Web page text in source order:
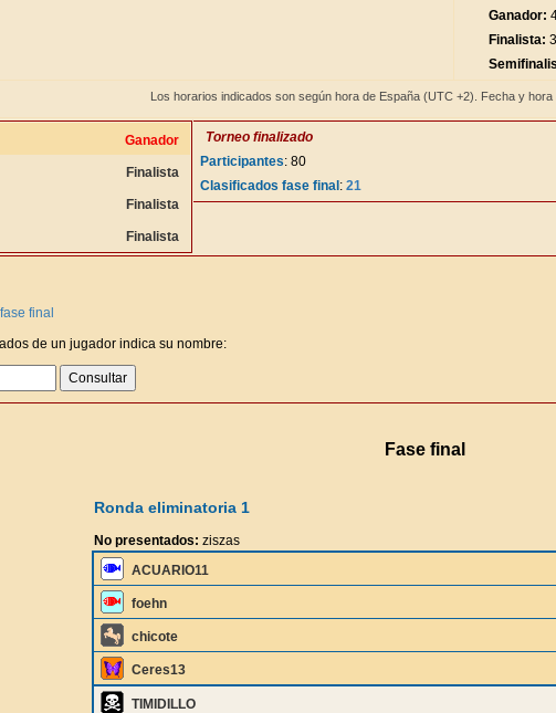
Ganador:
Finalista:
Los horarios indicados son según hora de España (UTC +2). Fecha y hora
Ganador
Finalista
Finalista
Finalista
Torneo finalizado
Participantes: 80
Clasificados fase final : 21
final
de un jugador indica su nombre:
Fase final
Ronda eliminatoria 1
No presentados: ziszas
ACUARIO11
foehn
chicote
Ceres13
TIMIDILLO